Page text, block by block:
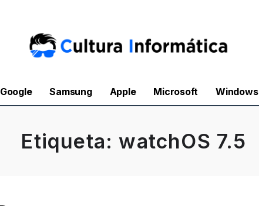
Google Samsung Apple Microsoft Windows
Etiqueta:watchOS 7.5